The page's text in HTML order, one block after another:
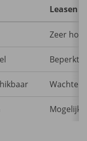
Leasen
Zeer
Beperkt
Wachten
Mogelijk